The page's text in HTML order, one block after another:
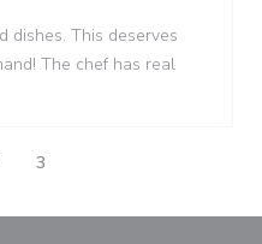
dishes. This deserves
The chef has real
3